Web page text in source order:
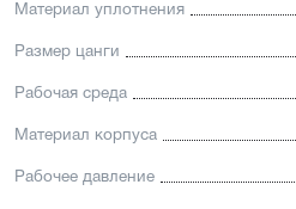
Материал уплотнения
Размер цанги
Рабочая среда
Материал корпуса
Рабочее давление